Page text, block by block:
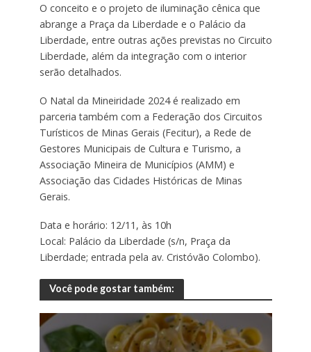
O conceito e o projeto de iluminação cênica que
abrange a Praça da Liberdade e o Palácio da
Liberdade, entre outras ações previstas no Circuito
Liberdade, além da integração com o interior
serão detalhados.
O Natal da Mineiridade 2024 é realizado em
parceria também com a Federação dos Circuitos
Turísticos de Minas Gerais (Fecitur), a Rede de
Gestores Municipais de Cultura e Turismo, a
Associação Mineira de Municípios (AMM) e
Associação das Cidades Históricas de Minas
Gerais.
Data e horário: 12/11, às 10h
Local: Palácio da Liberdade (s/n, Praça da
Liberdade; entrada pela av. Cristóvão Colombo).
Você pode gostar também: